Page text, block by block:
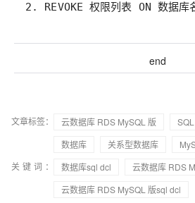
2. REVOKE 权限列表 ON 数据
end
文章标签： 云数据库 RDS MySQL 版 SQL
数据库
关系型数据库
关键词：
数据库sql dcl
云数据库 RDS
云数据库 RDS MySQL 版sql dcl